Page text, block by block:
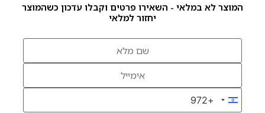
המוצר לא במלאי - השאירו פרטים וקבלו עדכון כשהמוצר
יחזור למלאי
Israel +972
+972